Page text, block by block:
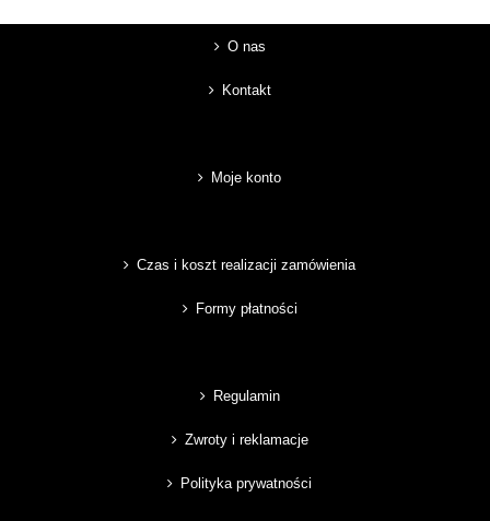
O nas
Kontakt
Moje konto
Czas i koszt realizacji zamówienia
Formy płatności
Regulamin
Zwroty i reklamacje
Polityka prywatności